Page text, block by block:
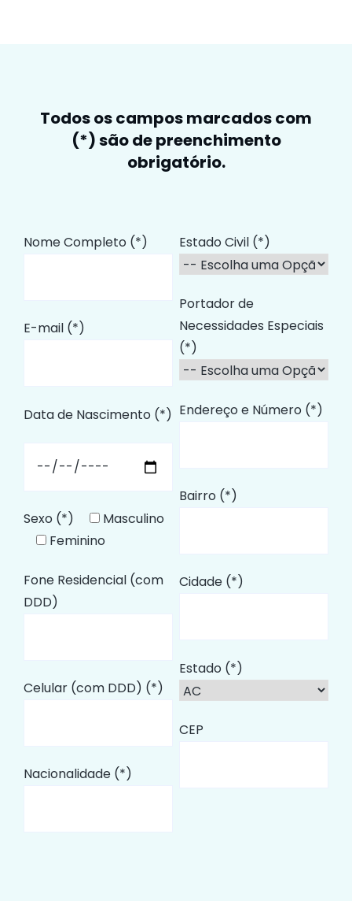
Todos os campos marcados com
(*) são de preenchimento
obrigatório.
Nome Completo (*)
E-mail (*)
Data de Nascimento (*)
Sexo (*)
Masculino
Feminino
Fone Residencial (com
DDD)
Celular (com DDD) (*)
Nacionalidade (*)
Estado Civil (*)
Portador de
Necessidades Especiais
(*)
Endereço e Número (*)
Bairro (*)
Cidade (*)
Estado (*)
CEP